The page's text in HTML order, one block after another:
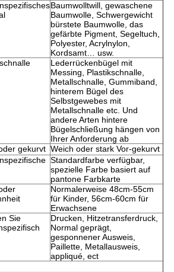
Baumwolltwill, gewaschene
Baumwolle, Schwergewicht
bürstete Baumwolle, das
gefärbte Pigment, Segeltuch,
Polyester, Acrylnylon,
Kordsamt… usw.
Lederrückenbügel mit
Messing, Plastikschnalle,
Metallschnalle, Gummiband,
hinterem Bügel des
Selbstgewebes mit
Metallschnalle etc. Und
andere Arten hintere
Bügelschließung hängen von
Ihrer Anforderung ab
gekurvt Weich oder stark Vor-gekurvt
Standardfarbe verfügbar,
spezielle Farbe basiert auf
pantone Farbkarte
Normalerweise 48cm-55cm
für Kinder, 56cm-60cm für
Erwachsene
Sie
Drucken, Hitzetransferdruck,
Normal geprägt,
gesponnener Ausweis,
Paillette, Metallausweis,
appliqué, ect